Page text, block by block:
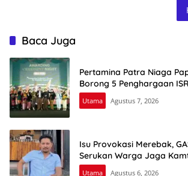
Baca Juga
Pertamina Patra Niaga
Borong 5 Penghargaan
Utama Agustus 7, 2026
Isu Provokasi Merebak,
Serukan Warga Jaga
Utama Agustus 6, 2026